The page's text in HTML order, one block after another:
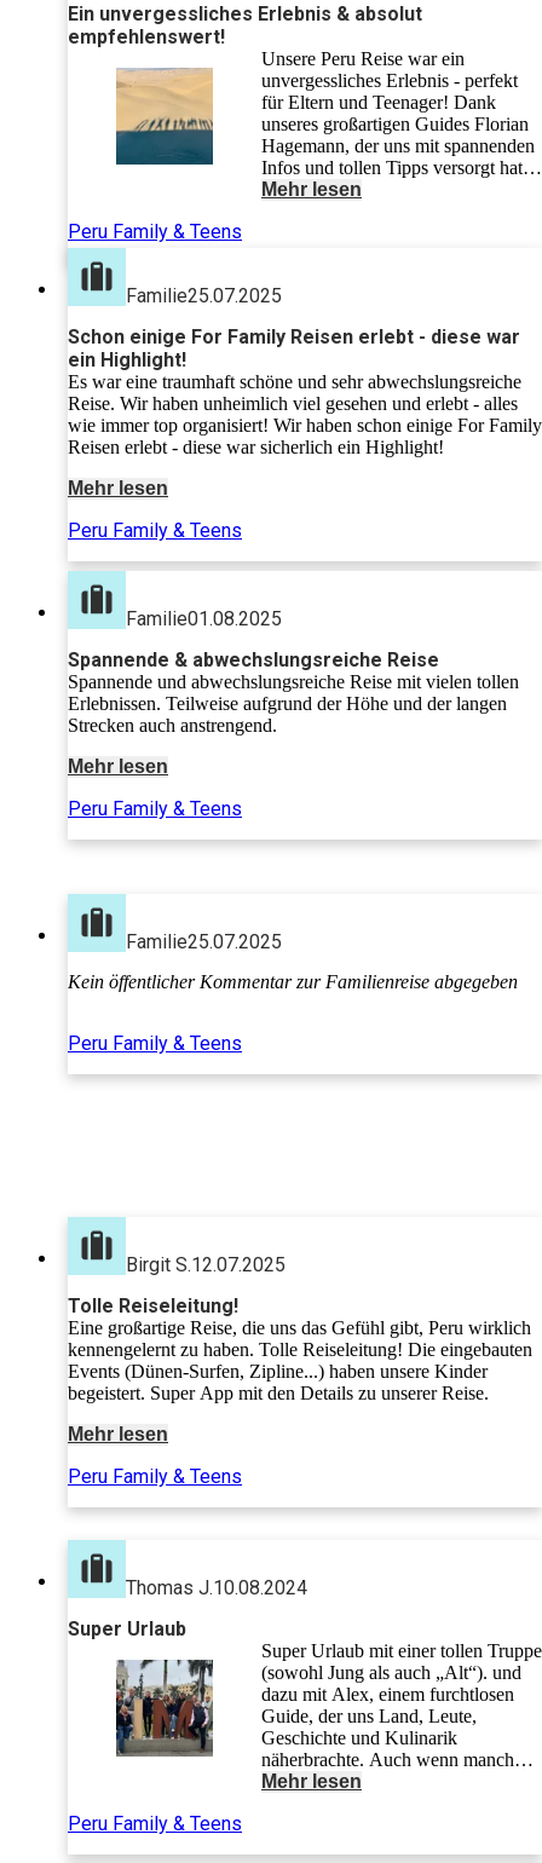
Spaß gemacht und war auch
einem kleinen Gruppensetting sehr
empfehlen.
Ein unvergessliches Erlebnis & absolut
empfehlenswert!
Unsere Peru Reise war ein
unvergessliches Erlebnis - perfekt
für Eltern und Teenager! Dank
unseres großartigen Guides Florian
Hagemann, der uns mit spannenden
Infos und tollen Tipps versorgt hat,
konnten wir Land und Leute
empfehlenswert!
Mehr lesen
Peru Family & Teens
Familie25.07.2025
Schon einige For Family Reisen erlebt - diese war
ein Highlight!
Es war eine traumhaft schöne und sehr abwechslungsreiche
Reise. Wir haben unheimlich viel gesehen und erlebt - alles
wie immer top organisiert! Wir haben schon einige For Family
Reisen erlebt - diese war sicherlich ein Highlight!
Mehr lesen
Peru Family & Teens
Familie01.08.2025
Spannende & abwechslungsreiche Reise
Spannende und abwechslungsreiche Reise mit vielen tollen
Erlebnissen. Teilweise aufgrund der Höhe und der langen
Strecken auch anstrengend.
Mehr lesen
Peru Family & Teens
Familie25.07.2025
Kein öffentlicher Kommentar zur Familienreise abgegeben
Peru Family & Teens
Birgit S.12.07.2025
Tolle Reiseleitung!
Eine großartige Reise, die uns das Gefühl gibt, Peru wirklich
kennengelernt zu haben. Tolle Reiseleitung! Die eingebauten
Events (Dünen-Surfen, Zipline...) haben unsere Kinder
begeistert. Super App mit den Details zu unserer Reise.
Mehr lesen
Peru Family & Teens
Thomas J.10.08.2024
Super Urlaub
Super Urlaub mit einer tollen Truppe
(sowohl Jung als auch „Alt“). und
dazu mit Alex, einem furchtlosen
Guide, der uns Land, Leute,
Geschichte und Kulinarik
näherbrachte. Auch wenn manchmal
sehr zeitiges Aufstehen notwendig
Mehr lesen
Peru Family & Teens